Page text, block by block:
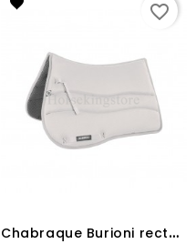
favorite_border
C
habraque Burioni rectangulaire Sympa + TexTech Blanc